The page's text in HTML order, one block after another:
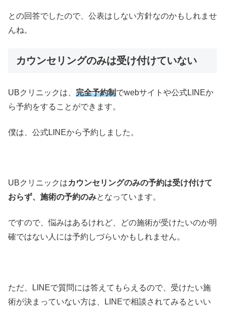
との回答でしたので、公表はしない方針なのかもしれませ
んね。
カウンセリングのみは受け付けていない
UBクリニックは、 完全予約制でwebサイトや公式LINEか
ら予約をすることができます。
僕は、公式LINEから予約しました。
UBクリニックはカウンセリングのみの予約は受け付けて
おらず、施術の予約のみとなっています。
ですので、悩みはあるけれど、どの施術が受けたいのか明
確ではない人には予約しづらいかもしれません。
ただ、LINEで質問には答えてもらえるので、受けたい施
術が決まっていない方は、LINEで相談されてみるといい